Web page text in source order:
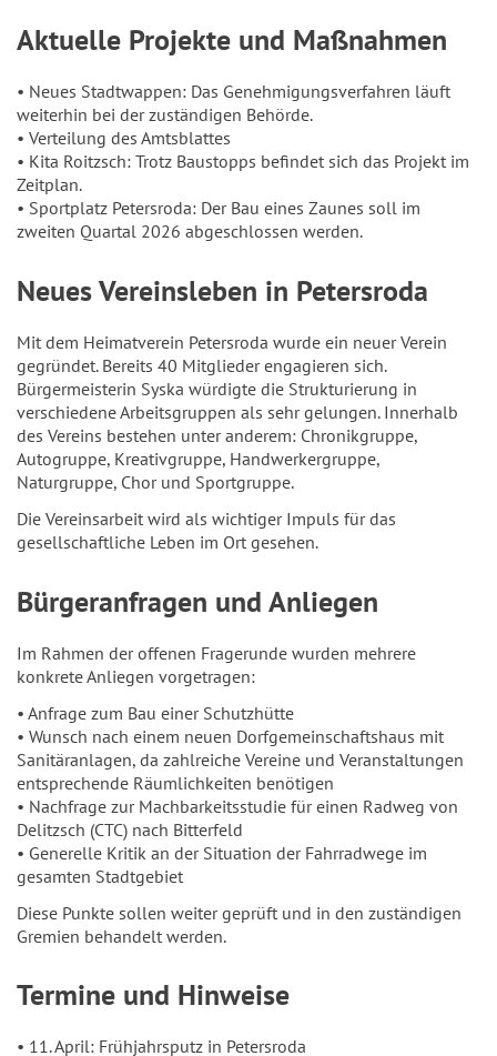
Aktuelle Projekte und Maßnahmen
• Neues Stadtwappen: Das Genehmigungsverfahren läuft
weiterhin bei der zuständigen Behörde.
• Verteilung des Amtsblattes
• Kita Roitzsch: Trotz Baustopps befindet sich das Projekt im
Zeitplan.
• Sportplatz Petersroda: Der Bau eines Zaunes soll im
zweiten Quartal 2026 abgeschlossen werden.
Neues Vereinsleben in Petersroda
Mit dem Heimatverein Petersroda wurde ein neuer Verein
gegründet. Bereits 40 Mitglieder engagieren sich.
Bürgermeisterin Syska würdigte die Strukturierung in
verschiedene Arbeitsgruppen als sehr gelungen. Innerhalb
des Vereins bestehen unter anderem: Chronikgruppe,
Autogruppe, Kreativgruppe, Handwerkergruppe,
Naturgruppe, Chor und Sportgruppe.
Die Vereinsarbeit wird als wichtiger Impuls für das
gesellschaftliche Leben im Ort gesehen.
Bürgeranfragen und Anliegen
Im Rahmen der offenen Fragerunde wurden mehrere
konkrete Anliegen vorgetragen:
• Anfrage zum Bau einer Schutzhütte
• Wunsch nach einem neuen Dorfgemeinschaftshaus mit
Sanitäranlagen, da zahlreiche Vereine und Veranstaltungen
entsprechende Räumlichkeiten benötigen
• Nachfrage zur Machbarkeitsstudie für einen Radweg von
Delitzsch (CTC) nach Bitterfeld
• Generelle Kritik an der Situation der Fahrradwege im
gesamten Stadtgebiet
Diese Punkte sollen weiter geprüft und in den zuständigen
Gremien behandelt werden.
Termine und Hinweise
• 11. April: Frühjahrsputz in Petersroda